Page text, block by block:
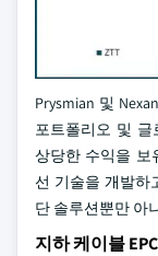
Prysmian 및
포트폴리오 및 글
상당한 수익을 보
선 기술을 개발하
단 솔루션뿐만 아
지하 케이블